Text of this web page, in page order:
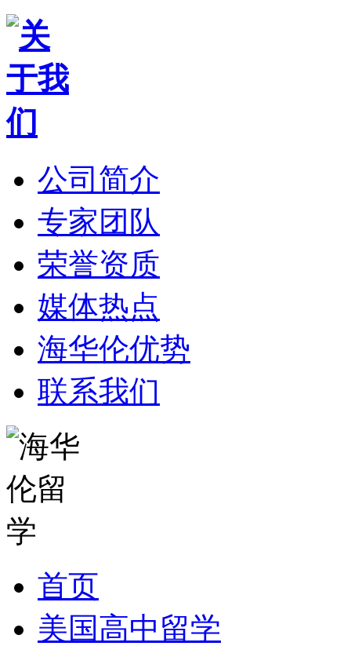
公司简介
专家团队
荣誉资质
媒体热点
海华伦优势
联系我们
首页
美国高中留学